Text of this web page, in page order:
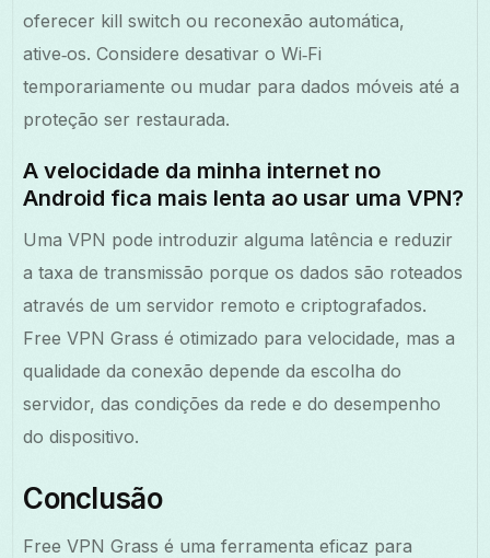
oferecer kill switch ou reconexão automática,
ative‑os. Considere desativar o Wi‑Fi
temporariamente ou mudar para dados móveis até a
proteção ser restaurada.
A velocidade da minha internet no
Android fica mais lenta ao usar uma VPN?
Uma VPN pode introduzir alguma latência e reduzir
a taxa de transmissão porque os dados são roteados
através de um servidor remoto e criptografados.
Free VPN Grass é otimizado para velocidade, mas a
qualidade da conexão depende da escolha do
servidor, das condições da rede e do desempenho
do dispositivo.
Conclusão
Free VPN Grass é uma ferramenta eficaz para